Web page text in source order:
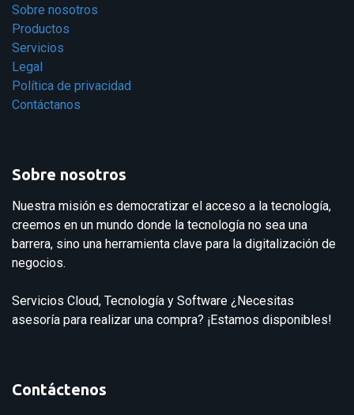
Sobre nosotros
Productos
Servicios
Legal
Política de privacidad
Contáctanos
Sobre nosotros
Nuestra misión es democratizar el acceso a la tecnología,
creemos en un mundo donde la tecnología no sea una
barrera, sino una herramienta clave para la digitalización de
negocios.
Servicios Cloud, Tecnología y Software ¿Necesitas
asesoría para realizar una compra? ¡Estamos disponibles!
Contáctenos